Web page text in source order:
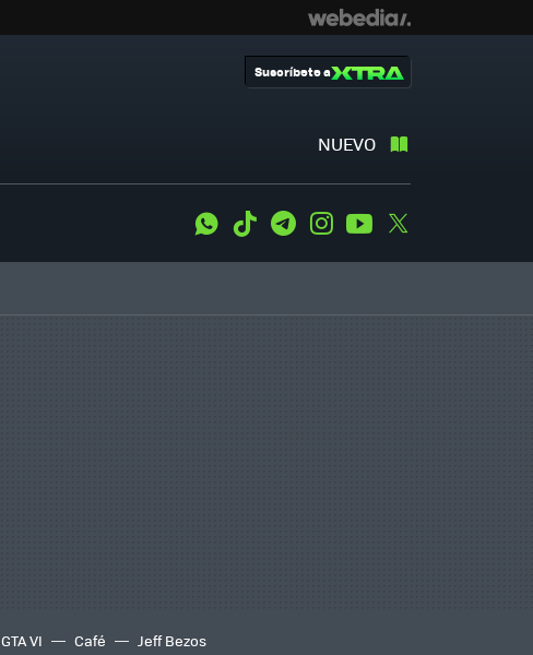
NUEVO
Suscríbete a
WhatsApp
Tiktok TelegramInstagramYoutube
GTA VI Café Jeff Bezos